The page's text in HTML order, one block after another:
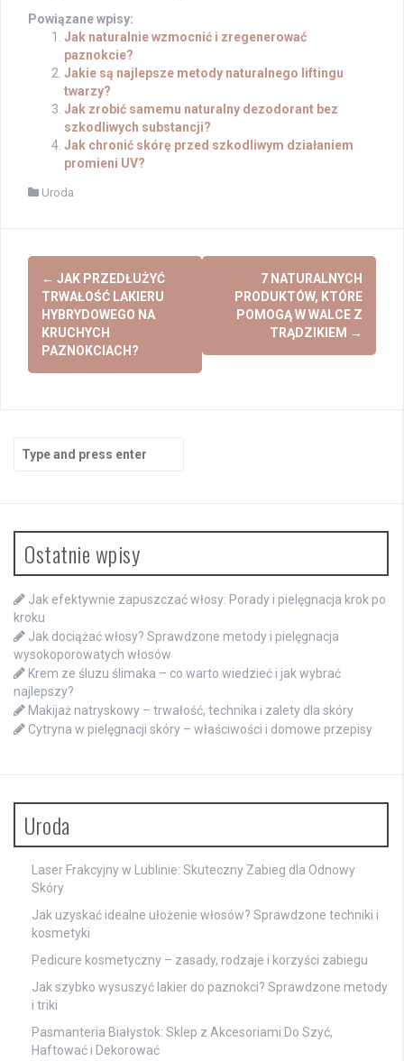
Powiązane wpisy:
Jak naturalnie wzmocnić i zregenerować
paznokcie?
Jakie są najlepsze metody naturalnego liftingu
twarzy?
Jak zrobić samemu naturalny dezodorant bez
szkodliwych substancji?
Jak chronić skórę przed szkodliwym działaniem
promieni UV?
Uroda
Post
navigation
← JAK PRZEDŁUŻYĆ
TRWAŁOŚĆ LAKIERU
HYBRYDOWEGO NA
KRUCHYCH
PAZNOKCIACH?
7 NATURALNYCH
PRODUKTÓW, KTÓRE
POMOGĄ W WALCE Z
TRĄDZIKIEM →
for:
Ostatnie wpisy
Jak efektywnie zapuszczać włosy: Porady i pielęgnacja krok po
kroku
Jak dociążać włosy? Sprawdzone metody i pielęgnacja
wysokoporowatych włosów
Krem ze śluzu ślimaka – co warto wiedzieć i jak wybrać
najlepszy?
Makijaż natryskowy – trwałość, technika i zalety dla skóry
Cytryna w pielęgnacji skóry – właściwości i domowe przepisy
Uroda
Laser Frakcyjny w Lublinie: Skuteczny Zabieg dla Odnowy
Skóry
Jak uzyskać idealne ułożenie włosów? Sprawdzone techniki i
kosmetyki
Pedicure kosmetyczny – zasady, rodzaje i korzyści zabiegu
Jak szybko wysuszyć lakier do paznokci? Sprawdzone metody
i triki
Pasmanteria Białystok: Sklep z Akcesoriami Do Szyć,
Haftować i Dekorować